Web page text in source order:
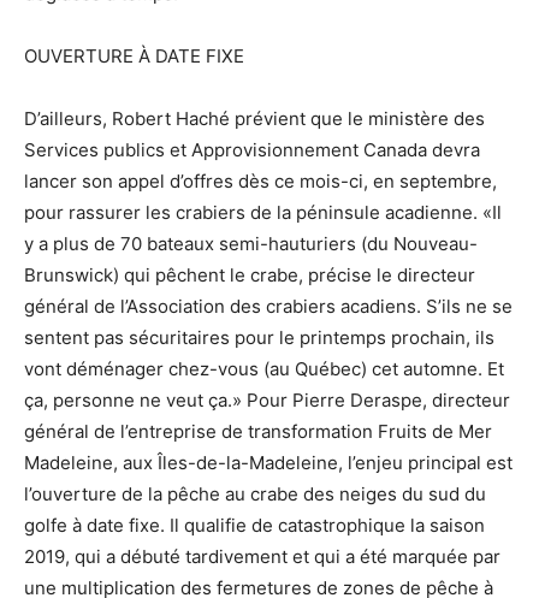
OUVERTURE À DATE FIXE
D’ailleurs, Robert Haché prévient que le ministère des
Services publics et Approvisionnement Canada devra
lancer son appel d’offres dès ce mois-ci, en septembre,
pour rassurer les crabiers de la péninsule acadienne. «Il
y a plus de 70 bateaux semi-hauturiers (du Nouveau-
Brunswick) qui pêchent le crabe, précise le directeur
général de l’Association des crabiers acadiens. S’ils ne se
sentent pas sécuritaires pour le printemps prochain, ils
vont déménager chez-vous (au Québec) cet automne. Et
ça, personne ne veut ça.» Pour Pierre Deraspe, directeur
général de l’entreprise de transformation Fruits de Mer
Madeleine, aux Îles-de-la-Madeleine, l’enjeu principal est
l’ouverture de la pêche au crabe des neiges du sud du
golfe à date fixe. Il qualifie de catastrophique la saison
2019, qui a débuté tardivement et qui a été marquée par
une multiplication des fermetures de zones de pêche à